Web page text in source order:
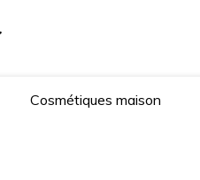
Cosmétiques maison